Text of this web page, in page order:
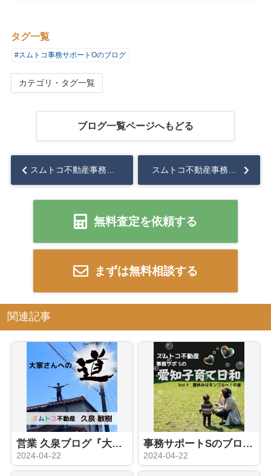
タグ一覧
#スムトコ事務サポートOのブログ
カテゴリ・タグ一覧
ブログ一覧ページへもどる
無料査定を依頼する
まずは無料相談する
関連記事
営業 久泉ブログ『大家さんへの道 ①』
2024-04-22
事務サポートSのブログ『え？日本にいながらにしてモンゴル旅？』
2024-04-22